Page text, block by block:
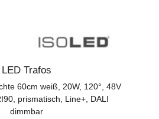
LED Trafos
60cm weiß, 20W, 120°, 48V
prismatisch, Line+, DALI
dimmbar